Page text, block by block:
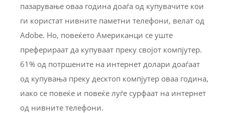
пазарување оваа година доаѓа од купувачите кои
ги користат нивните паметни телефони, велат од
Adobe. Но, повеќето Американци се уште
преферираат да купуваат преку својот компјутер.
61% од потршените на интернет долари доаѓаат
од купувања преку десктоп компјутер оваа година,
иако се повеќе и повеќе луѓе сурфаат на интернет
од нивните телефони.